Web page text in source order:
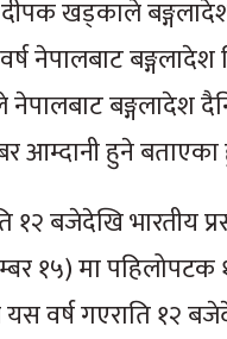
दीपक खड्काले
नेपालबाट
बङ्गलादेश
आम्दानी हुने बताएका
१२ बजेदेखि भारतीय
१५) मा
यस वर्ष गएराति १२